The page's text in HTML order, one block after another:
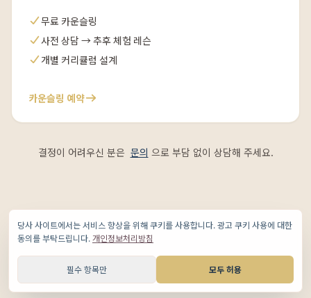
무료 카운슬링
사전 상담 → 추후 체험 레슨
개별 커리큘럼 설계
카운슬링 예약
결정이 어려우신 분은 문의 으로 부담 없이 상담해 주세요.
당사 사이트에서는 서비스 향상을 위해 쿠키를 사용합니다. 광고 쿠키 사용에 대한
동의를 부탁드립니다.개인정보처리방침
필수 항목만 모두 허용